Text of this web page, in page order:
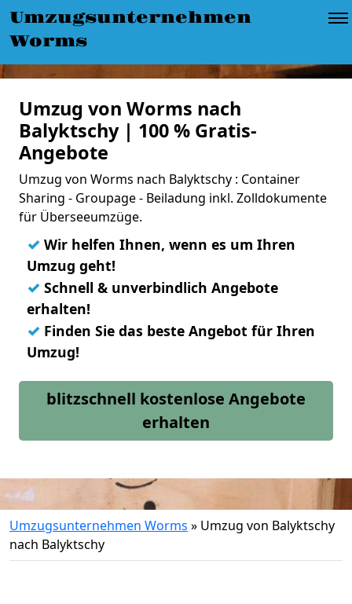
Umzugsunternehmen
Worms
Umzug von Worms nach
Balyktschy | 100 % Gratis-
Angebote
Umzug von Worms nach Balyktschy : Container
Sharing - Groupage - Beiladung inkl. Zolldokumente
für Überseeumzüge.
✓ Wir helfen Ihnen, wenn es um Ihren
Umzug geht!
✓ Schnell & unverbindlich Angebote
erhalten!
✓ Finden Sie das beste Angebot für Ihren
Umzug!
blitzschnell kostenlose Angebote
erhalten
Umzugsunternehmen Worms » Umzug von Balyktschy
nach Balyktschy